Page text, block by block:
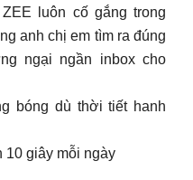
luôn cố gắng trong
anh chị em tìm ra đúng
ngại ngần inbox cho
bóng dù thời tiết hanh
10 giây mỗi ngày